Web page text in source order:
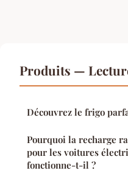
Produits —
Découvrez le frigo
Pourquoi la recharge
pour les voitures
fonctionne-t-il ?